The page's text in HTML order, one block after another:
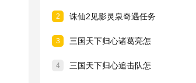
2 诛仙2见影灵泉奇遇任务
3 三国天下归心诸葛亮怎
4 三国天下归心追击队怎